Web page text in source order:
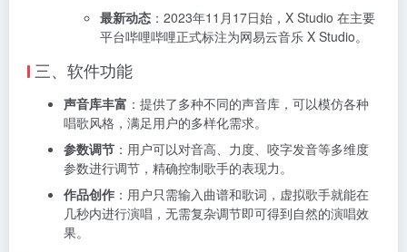
最新动态 ：2023年11月17日始，X Studio 在主要
平台哔哩哔哩正式标注为网易云音乐 X Studio。
三、软件功能
声音库丰富 ：提供了多种不同的声音库，可以模仿各种
唱歌风格，满足用户的多样化需求。
参数调节 ：用户可以对音高、力度、咬字发音等多维度
参数进行调节，精确控制歌手的表现力。
作品创作 ：用户只需输入曲谱和歌词，虚拟歌手就能在
几秒内进行演唱，无需复杂调节即可得到自然的演唱效
果。